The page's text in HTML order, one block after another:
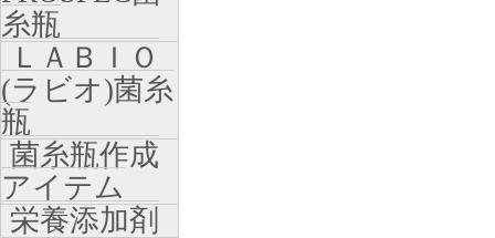
糸瓶
ＬＡＢＩＯ
(ラビオ)菌糸
瓶
菌糸瓶作成
アイテム
栄養添加剤